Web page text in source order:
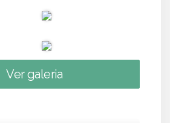
Ver galeria